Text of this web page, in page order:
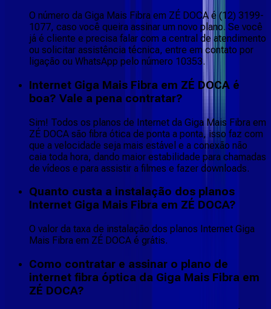
O número da Giga Mais Fibra em ZÉ DOCA é (12) 3199-
1077, caso você queira assinar um novo plano. Se você
já é cliente e precisa falar com a central de atendimento
ou solicitar assistência técnica, entre em contato por
ligação ou WhatsApp pelo número 10353.
Internet Giga Mais Fibra em ZÉ DOCA é
boa? Vale a pena contratar?
Sim! Todos os planos de Internet da Giga Mais Fibra em
ZÉ DOCA são fibra ótica de ponta a ponta, isso faz com
que a velocidade seja mais estável e a conexão não
caia toda hora, dando maior estabilidade para chamadas
de vídeos e para assistir a filmes e fazer downloads.
Quanto custa a instalação dos planos
Internet Giga Mais Fibra em ZÉ DOCA?
O valor da taxa de instalação dos planos Internet Giga
Mais Fibra em ZÉ DOCA é grátis.
Como contratar e assinar o plano de
internet fibra óptica da Giga Mais Fibra em
ZÉ DOCA?